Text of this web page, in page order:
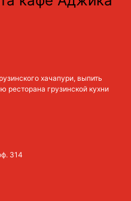
хачапури, выпить
ресторана грузинской кухни
314